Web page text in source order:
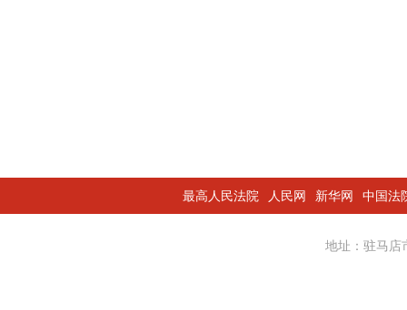
最高人民法院 人民网 新华网 中国法
地址：驻马